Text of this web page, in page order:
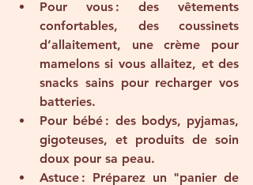
Pour vous : des vêtements
confortables, des coussinets
d’allaitement, une crème pour
mamelons si vous allaitez, et des
snacks sains pour recharger vos
batteries.
Pour bébé : des bodys, pyjamas,
gigoteuses, et produits de soin
doux pour sa peau.
Astuce : Préparez un "panier de